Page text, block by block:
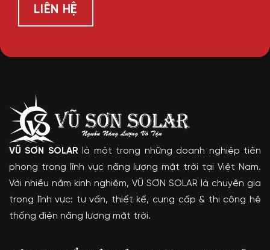
LIÊN HỆ
VŨ SƠN SOLAR là một trong những doanh nghiệp tiên
phong trong lĩnh vực năng lượng mặt trời tại Việt Nam.
Với nhiều năm kinh nghiệm, VŨ SƠN SOLAR là chuyên gia
trong lĩnh vực: tư vấn, thiết kế, cung cấp & thi công hệ
thống điện năng lượng mặt trời.